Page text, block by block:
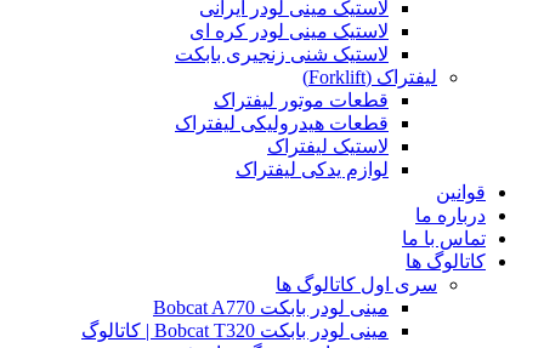
لاستیک مینی لودر ایرانی
لاستیک مینی لودر کره ای
لاستیک شنی زنجیری بابکت
لیفتراک (Forklift)
قطعات موتور لیفتراک
قطعات هیدرولیکی لیفتراک
لاستیک لیفتراک
لوازم یدکی لیفتراک
قوانین
درباره ما
تماس با ما
کاتالوگ ها
سری اول کاتالوگ ها
مینی لودر بابکت Bobcat A770
مینی لودر بابکت Bobcat T320 | کاتالوگ